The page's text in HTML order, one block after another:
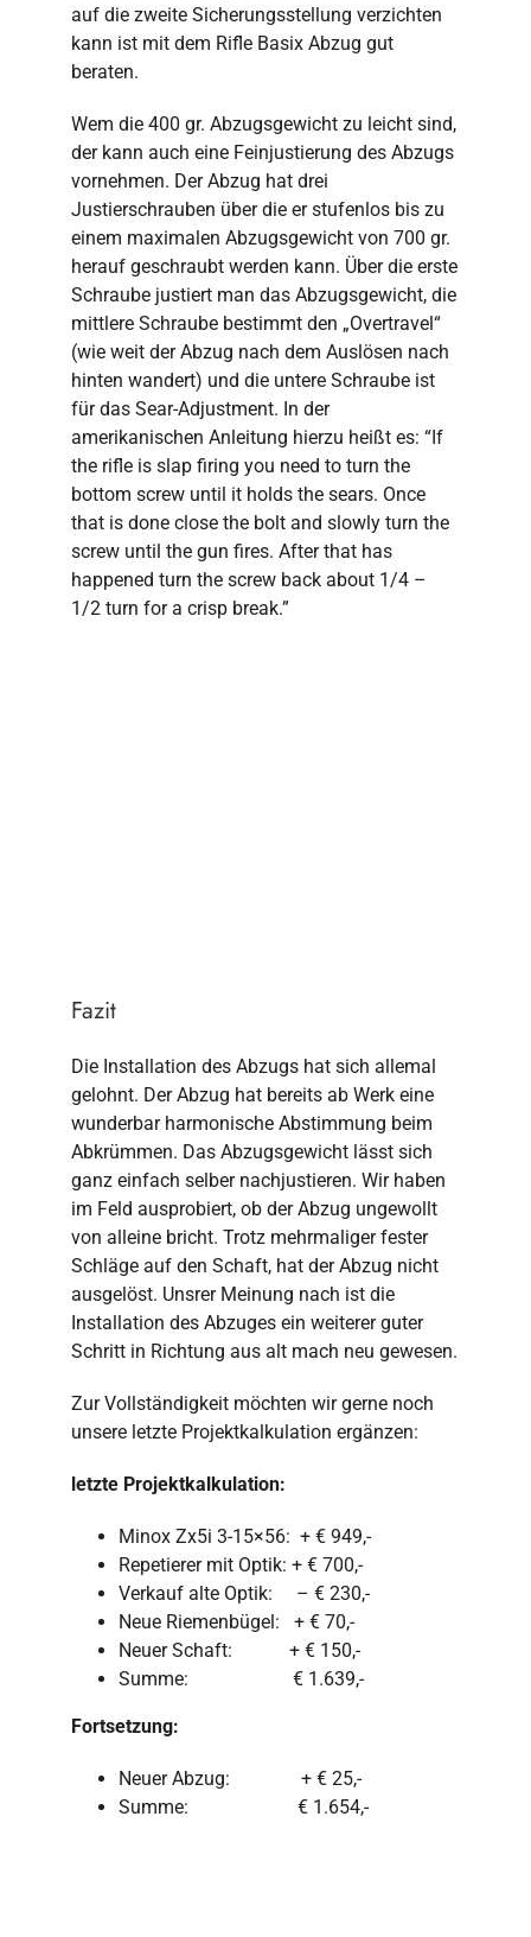
auf die zweite Sicherungsstellung verzichten
kann ist mit dem Rifle Basix Abzug gut
beraten.
Wem die 400 gr. Abzugsgewicht zu leicht sind,
der kann auch eine Feinjustierung des Abzugs
vornehmen. Der Abzug hat drei
Justierschrauben über die er stufenlos bis zu
einem maximalen Abzugsgewicht von 700 gr.
herauf geschraubt werden kann. Über die erste
Schraube justiert man das Abzugsgewicht, die
mittlere Schraube bestimmt den „Overtravel“
(wie weit der Abzug nach dem Auslösen nach
hinten wandert) und die untere Schraube ist
für das Sear-Adjustment. In der
amerikanischen Anleitung hierzu heißt es: “If
the rifle is slap firing you need to turn the
bottom screw until it holds the sears. Once
that is done close the bolt and slowly turn the
screw until the gun fires. After that has
happened turn the screw back about 1/4 –
1/2 turn for a crisp break.”
Fazit
Die Installation des Abzugs hat sich allemal
gelohnt. Der Abzug hat bereits ab Werk eine
wunderbar harmonische Abstimmung beim
Abkrümmen. Das Abzugsgewicht lässt sich
ganz einfach selber nachjustieren. Wir haben
im Feld ausprobiert, ob der Abzug ungewollt
von alleine bricht. Trotz mehrmaliger fester
Schläge auf den Schaft, hat der Abzug nicht
ausgelöst. Unsrer Meinung nach ist die
Installation des Abzuges ein weiterer guter
Schritt in Richtung aus alt mach neu gewesen.
Zur Vollständigkeit möchten wir gerne noch
unsere letzte Projektkalkulation ergänzen:
letzte Projektkalkulation:
Minox Zx5i 3-15×56: + € 949,-
Repetierer mit Optik: + € 700,-
Verkauf alte Optik: – € 230,-
Neue Riemenbügel: + € 70,-
Neuer Schaft: + € 150,-
Summe: € 1.639,-
Fortsetzung:
Neuer Abzug: + € 25,-
Summe: € 1.654,-